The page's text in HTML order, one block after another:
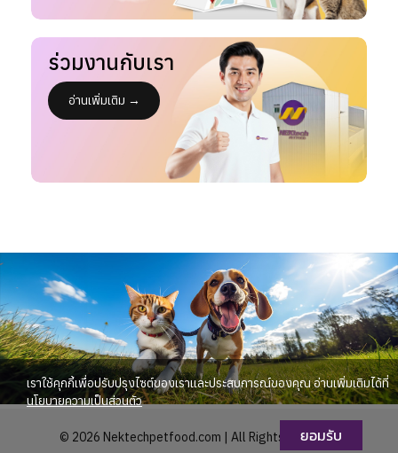
ร่วมงานกับเรา
อ่านเพิ่มเติม →
© 2026 Nektechpetfood.com | All Rights Reserved
เราใช้คุกกี้เพื่อปรับปรุงไซต์ของเราและประสบการณ์ของคุณ อ่านเพิ่มเติมได้ที่
นโยบายความเป็นส่วนตัว
ยอมรับ